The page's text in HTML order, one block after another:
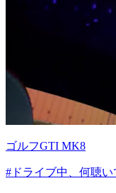
ゴルフGTI MK8
#ドライブ中、何聴い